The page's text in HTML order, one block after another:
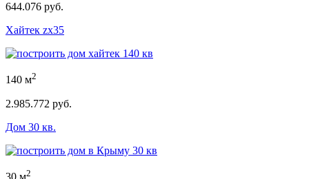
644.076 руб.
Хайтек zx35
140 м2
2.985.772 руб.
Дом 30 кв.
30 м2